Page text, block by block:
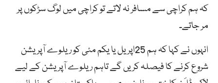
کہ ہم کراچی سے مسافر نہ لاتے تو کراچی میں لوگ سڑکوں پر
مر جاتے۔
انہوں نے کہا کہ ہم 25اپریل یا یکم مئی کو ریلوے آپریشن
شروع کرنے کا فیصلہ کریں گے تاہم ریلوے آپریشن کے لیے